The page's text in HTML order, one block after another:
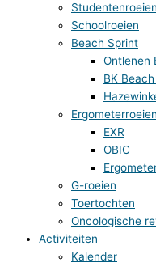
Studentenroeien
Schoolroeien
Beach Sprint
Ontlenen
BK
Ergometerroeien
EXR
OBIC
G-roeien
Toertochten
Oncologische
Activiteiten
Kalender